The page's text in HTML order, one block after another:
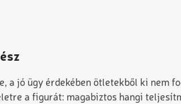
a jó ügy érdekében ötletekből ki nem
a figurát: magabiztos hangi